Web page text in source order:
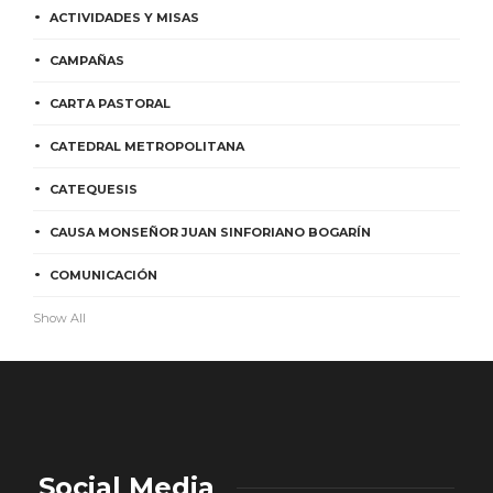
ACTIVIDADES Y MISAS
CAMPAÑAS
CARTA PASTORAL
CATEDRAL METROPOLITANA
CATEQUESIS
CAUSA MONSEÑOR JUAN SINFORIANO BOGARÍN
COMUNICACIÓN
Show All